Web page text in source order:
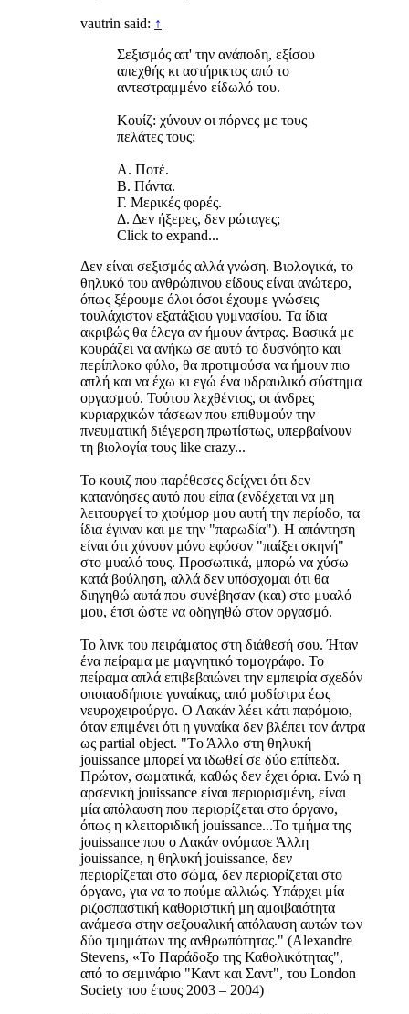
vautrin said: ↑
Σεξισμός απ' την ανάποδη, εξίσου
απεχθής κι αστήρικτος από το
αντεστραμμένο είδωλό του.
Κουίζ: χύνουν οι πόρνες με τους
πελάτες τους;
Α. Ποτέ.
Β. Πάντα.
Γ. Μερικές φορές.
Δ. Δεν ήξερες, δεν ρώταγες;
Click to expand...
Δεν είναι σεξισμός αλλά γνώση. Βιολογικά, το
θηλυκό του ανθρώπινου είδους είναι ανώτερο,
όπως ξέρουμε όλοι όσοι έχουμε γνώσεις
τουλάχιστον εξατάξιου γυμνασίου. Τα ίδια
ακριβώς θα έλεγα αν ήμουν άντρας. Βασικά με
κουράζει να ανήκω σε αυτό το δυσνόητο και
περίπλοκο φύλο, θα προτιμούσα να ήμουν πιο
απλή και να έχω κι εγώ ένα υδραυλικό σύστημα
οργασμού. Τούτου λεχθέντος, οι άνδρες
κυριαρχικών τάσεων που επιθυμούν την
πνευματική διέγερση πρωτίστως, υπερβαίνουν
τη βιολογία τους like crazy...
Το κουιζ που παρέθεσες δείχνει ότι δεν
κατανόησες αυτό που είπα (ενδέχεται να μη
λειτουργεί το χιούμορ μου αυτή την περίοδο, τα
ίδια έγιναν και με την "παρωδία"). Η απάντηση
είναι ότι χύνουν μόνο εφόσον "παίξει σκηνή"
στο μυαλό τους. Προσωπικά, μπορώ να χύσω
κατά βούληση, αλλά δεν υπόσχομαι ότι θα
διηγηθώ αυτά που συνέβησαν (και) στο μυαλό
μου, έτσι ώστε να οδηγηθώ στον οργασμό.
Το λινκ του πειράματος στη διάθεσή σου. Ήταν
ένα πείραμα με μαγνητικό τομογράφο. Το
πείραμα απλά επιβεβαιώνει την εμπειρία σχεδόν
οποιασδήποτε γυναίκας, από μοδίστρα έως
νευροχειρούργο. Ο Λακάν λέει κάτι παρόμοιο,
όταν επιμένει ότι η γυναίκα δεν βλέπει τον άντρα
ως partial object. "Tο Άλλο στη θηλυκή
jouissance μπορεί να ιδωθεί σε δύο επίπεδα.
Πρώτον, σωματικά, καθώς δεν έχει όρια. Ενώ η
αρσενική jouissance είναι περιορισμένη, είναι
μία απόλαυση που περιορίζεται στο όργανο,
όπως η κλειτοριδική jouissance...Το τμήμα της
jouissance που ο Λακάν ονόμασε Άλλη
jouissance, η θηλυκή jouissance, δεν
περιορίζεται στο σώμα, δεν περιορίζεται στο
όργανο, για να το πούμε αλλιώς. Υπάρχει μία
ριζοσπαστική καθοριστική μη αμοιβαιότητα
ανάμεσα στην σεξουαλική απόλαυση αυτών των
δύο τμημάτων της ανθρωπότητας." (Alexandre
Stevens, «Το Παράδοξο της Καθολικότητας",
από το σεμινάριο "Καντ και Σαντ", του London
Society του έτους 2003 – 2004)